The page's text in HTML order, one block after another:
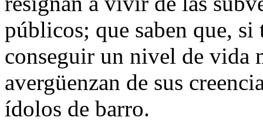
públicos; que saben que,
conseguir un nivel de vida
avergüenzan de sus
ídolos de barro.